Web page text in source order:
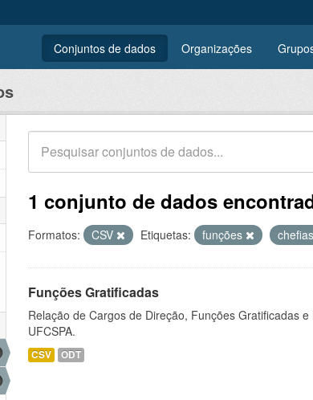
Conjuntos de dados Organizações
1 conjunto de dados
Formatos: CSV Etiquetas: funções chefias
Funções Gratificadas
Relação de Cargos de Direção, Funções Gratificadas
UFCSPA.
CSV ODT